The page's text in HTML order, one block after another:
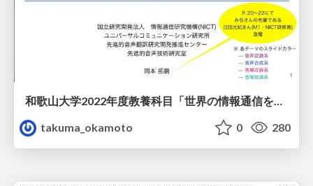
和歌山大学2022年度教養科目「世界の情報通信を知る」：音響・音声情報処理編
takuma_okamoto
0 280